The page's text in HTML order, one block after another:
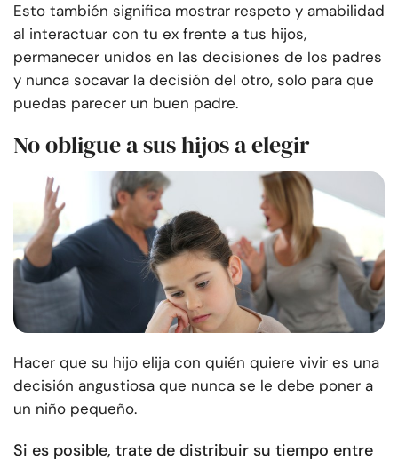
Esto también significa mostrar respeto y amabilidad
al interactuar con tu ex frente a tus hijos,
permanecer unidos en las decisiones de los padres
y nunca socavar la decisión del otro, solo para que
puedas parecer un buen padre.
No obligue a sus hijos a elegir
Hacer que su hijo elija con quién quiere vivir es una
decisión angustiosa que nunca se le debe poner a
un niño pequeño.
Si es posible, trate de distribuir su tiempo entre